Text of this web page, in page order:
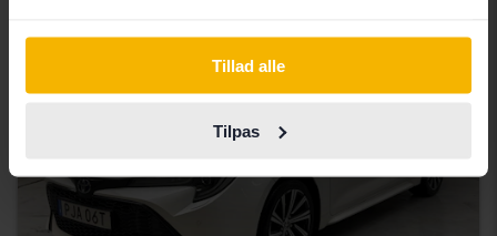
Tillad alle
Tilpas